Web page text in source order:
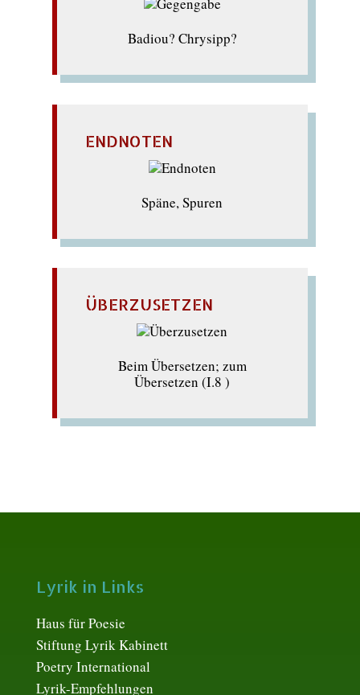
Badiou? Chrysipp?
ENDNOTEN
Späne, Spuren
ÜBERZUSETZEN
Beim Übersetzen; zum
Übersetzen (I.8 )
Lyrik in Links
Haus für Poesie
Stiftung Lyrik Kabinett
Poetry International
Lyrik-Empfehlungen